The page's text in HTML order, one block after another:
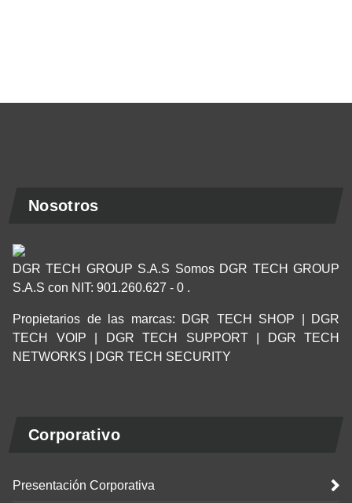
Nosotros
DGR TECH GROUP S.A.S Somos DGR TECH GROUP
S.A.S con NIT: 901.260.627 - 0 .
Propietarios de las marcas: DGR TECH SHOP | DGR
TECH VOIP | DGR TECH SUPPORT | DGR TECH
NETWORKS | DGR TECH SECURITY
Corporativo
Presentación Corporativa